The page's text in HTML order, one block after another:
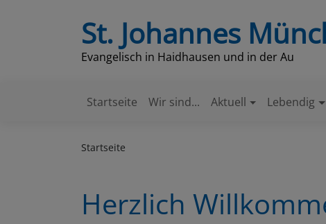
St. Johannes
Evangelisch in Haidhausen und in der Au
Hauptnavigation
Startseite Wir sind... Aktuell Lebendig
Startseite
Herzlich